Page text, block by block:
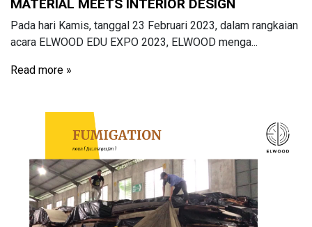
MATERIAL MEETS INTERIOR DESIGN
Pada hari Kamis, tanggal 23 Februari 2023, dalam rangkaian
acara ELWOOD EDU EXPO 2023, ELWOOD menga...
Read more »